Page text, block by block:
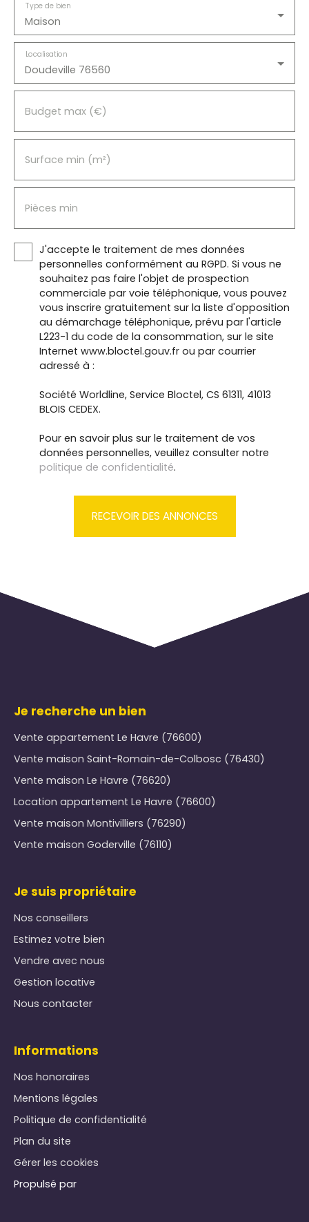
Maison
Type de bien
Doudeville 76560
Localisation
Budget max (€)
Surface min (m²)
Pièces min
J'accepte le traitement de mes données
personnelles conformément au RGPD. Si vous ne
souhaitez pas faire l'objet de prospection
commerciale par voie téléphonique, vous pouvez
vous inscrire gratuitement sur la liste d'opposition
au démarchage téléphonique, prévu par l'article
L223-1 du code de la consommation, sur le site
Internet www.bloctel.gouv.fr ou par courrier
adressé à :
Société Worldline, Service Bloctel, CS 61311, 41013
BLOIS CEDEX.
Pour en savoir plus sur le traitement de vos
données personnelles, veuillez consulter notre
politique de confidentialité.
RECEVOIR DES ANNONCES
Je recherche un bien
Vente appartement Le Havre (76600)
Vente maison Saint-Romain-de-Colbosc (76430)
Vente maison Le Havre (76620)
Location appartement Le Havre (76600)
Vente maison Montivilliers (76290)
Vente maison Goderville (76110)
Je suis propriétaire
Nos conseillers
Estimez votre bien
Vendre avec nous
Gestion locative
Nous contacter
Informations
Nos honoraires
Mentions légales
Politique de confidentialité
Plan du site
Gérer les cookies
Propulsé par